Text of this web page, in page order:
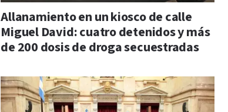
Allanamiento en un kiosco de calle
Miguel David: cuatro detenidos y más
de 200 dosis de droga secuestradas